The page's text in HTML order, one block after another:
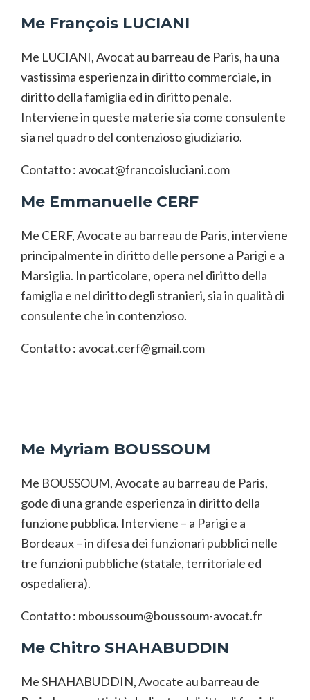
Me François LUCIANI
Me LUCIANI, Avocat au barreau de Paris, ha una
vastissima esperienza in diritto commerciale, in
diritto della famiglia ed in diritto penale.
Interviene in queste materie sia come consulente
sia nel quadro del contenzioso giudiziario.
Contatto : avocat@francoisluciani.com
Me Emmanuelle CERF
Me CERF, Avocate au barreau de Paris, interviene
principalmente in diritto delle persone a Parigi e a
Marsiglia. In particolare, opera nel diritto della
famiglia e nel diritto degli stranieri, sia in qualità di
consulente che in contenzioso.
Contatto : avocat.cerf@gmail.com
Me Myriam BOUSSOUM
Me BOUSSOUM, Avocate au barreau de Paris,
gode di una grande esperienza in diritto della
funzione pubblica. Interviene – a Parigi e a
Bordeaux – in difesa dei funzionari pubblici nelle
tre funzioni pubbliche (statale, territoriale ed
ospedaliera).
Contatto : mboussoum@boussoum-avocat.fr
Me Chitro SHAHABUDDIN
Me SHAHABUDDIN, Avocate au barreau de